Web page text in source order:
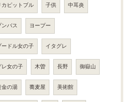
カピットブル 子供 中耳炎
ンバス ヨープー
ードル女の子 イタグレ
レ女の子 木曽 長野 御嶽山
金の湯 蕎麦屋 美術館